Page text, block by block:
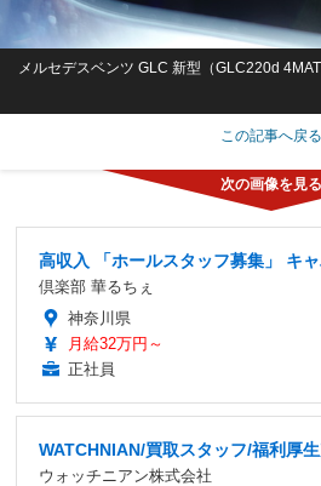
メルセデスベンツ GLC 新型（GLC220d
この記事へ戻る
高収入 「ホールスタッフ募集」 キ
倶楽部 華るちぇ
神奈川県
月給32万円～
正社員
WATCHNIAN/買取スタッフ/福利厚
ウォッチニアン株式会社